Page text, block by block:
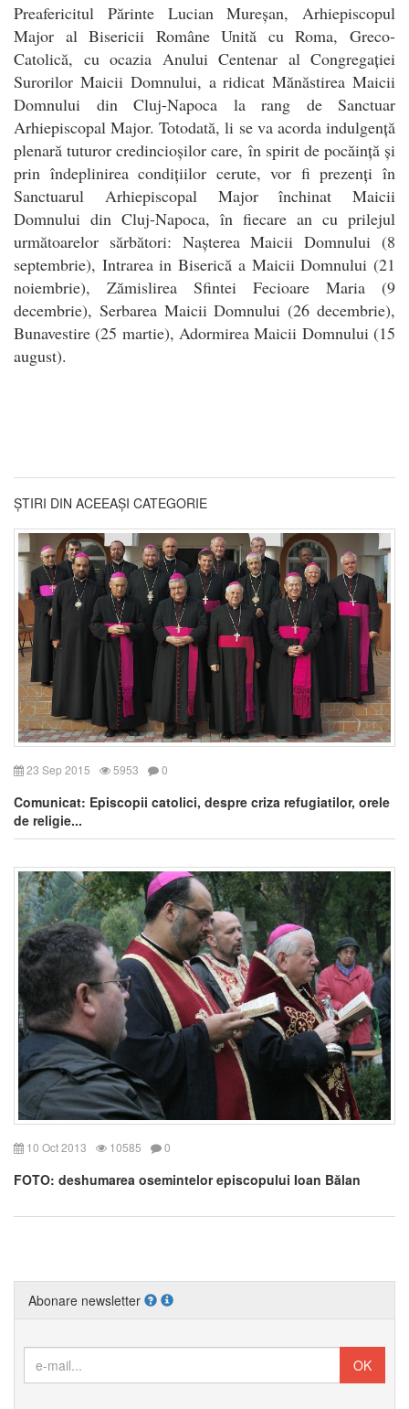
Preafericitul Părinte Lucian Mureșan, Arhiepiscopul
Major al Bisericii Române Unită cu Roma, Greco-
Catolică, cu ocazia Anului Centenar al Congregației
Surorilor Maicii Domnului, a ridicat Mănăstirea Maicii
Domnului din Cluj-Napoca la rang de Sanctuar
Arhiepiscopal Major. Totodată, li se va acorda indulgență
plenară tuturor credincioșilor care, în spirit de pocăință și
prin îndeplinirea condițiilor cerute, vor fi prezenți în
Sanctuarul Arhiepiscopal Major închinat Maicii
Domnului din Cluj-Napoca, în fiecare an cu prilejul
următoarelor sărbători: Nașterea Maicii Domnului (8
septembrie), Intrarea in Biserică a Maicii Domnului (21
noiembrie), Zămislirea Sfintei Fecioare Maria (9
decembrie), Serbarea Maicii Domnului (26 decembrie),
Bunavestire (25 martie), Adormirea Maicii Domnului (15
august).
ȘTIRI DIN ACEEAȘI CATEGORIE
23 Sep 2015 5953 0
Comunicat: Episcopii catolici, despre criza refugiatilor, orele
de religie...
10 Oct 2013 10585 0
FOTO: deshumarea osemintelor episcopului Ioan Bălan
Abonare newsletter